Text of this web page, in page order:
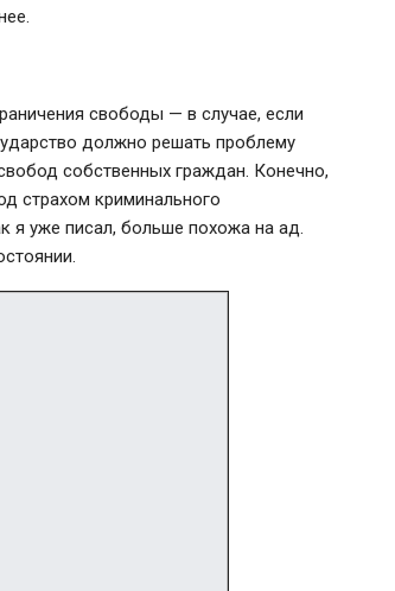
свободы — в случае, если
должно решать проблему
собственных граждан. Конечно,
страхом криминального
я уже писал, больше похожа на ад.